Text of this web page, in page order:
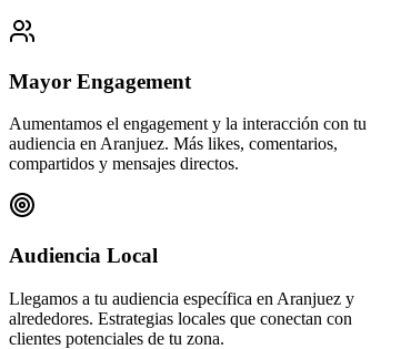
Mayor Engagement
Aumentamos el engagement y la interacción con tu
audiencia en Aranjuez. Más likes, comentarios,
compartidos y mensajes directos.
Audiencia Local
Llegamos a tu audiencia específica en Aranjuez y
alrededores. Estrategias locales que conectan con
clientes potenciales de tu zona.